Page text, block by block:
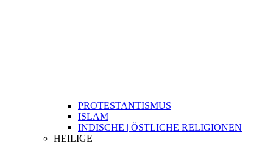
PROTESTANTISMUS
ISLAM
INDISCHE | ÖSTLICHE RELIGIONEN
HEILIGE